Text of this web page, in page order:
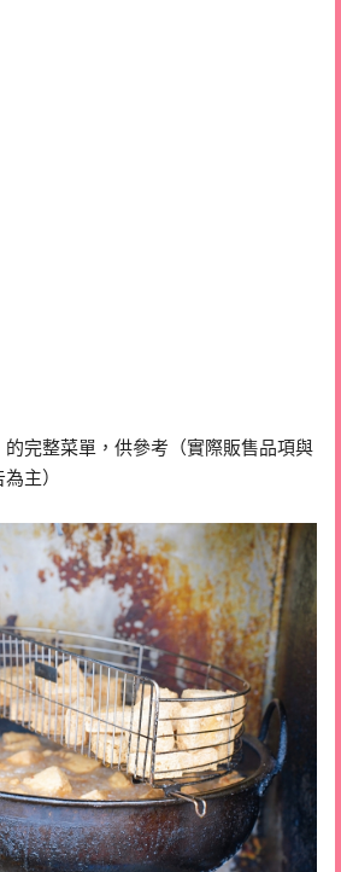
完整菜單，供參考（實際販售品項與
主）